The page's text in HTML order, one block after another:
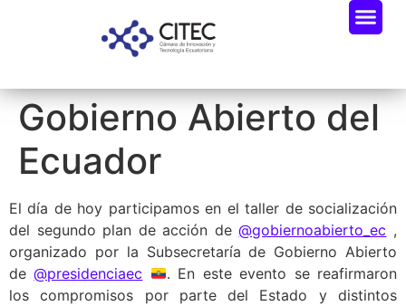
Gobierno Abierto del
Ecuador
El día de hoy participamos en el taller de socialización
del segundo plan de acción de@gobiernoabierto_ec ,
organizado por la Subsecretaría de Gobierno Abierto
de@presidenciaec
. En este evento se reafirmaron
los compromisos por parte del Estado y distintos